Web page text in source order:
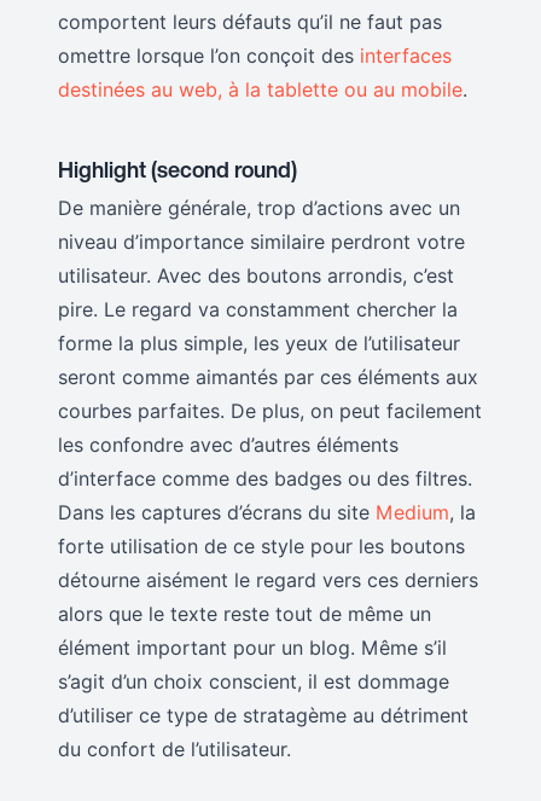
comportent leurs défauts qu’il ne faut pas
omettre lorsque l’on conçoit des interfaces
destinées au web, à la tablette ou au mobile.
Highlight (second round)
De manière générale, trop d’actions avec un
niveau d’importance similaire perdront votre
utilisateur. Avec des boutons arrondis, c’est
pire. Le regard va constamment chercher la
forme la plus simple, les yeux de l’utilisateur
seront comme aimantés par ces éléments aux
courbes parfaites. De plus, on peut facilement
les confondre avec d’autres éléments
d’interface comme des badges ou des filtres.
Dans les captures d’écrans du site Medium, la
forte utilisation de ce style pour les boutons
détourne aisément le regard vers ces derniers
alors que le texte reste tout de même un
élément important pour un blog. Même s’il
s’agit d’un choix conscient, il est dommage
d’utiliser ce type de stratagème au détriment
du confort de l’utilisateur.